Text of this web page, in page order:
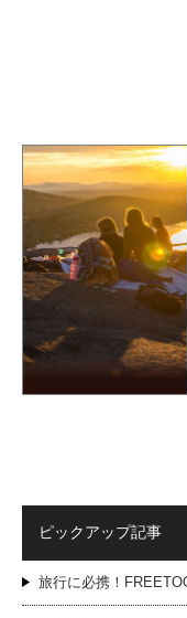
ピックアップ記事
旅行に必携！